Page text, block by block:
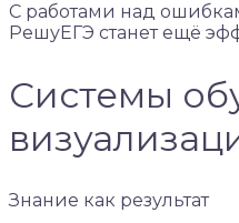
С работами над
РешуЕГЭ станет ещё
Системы
Знание как результат